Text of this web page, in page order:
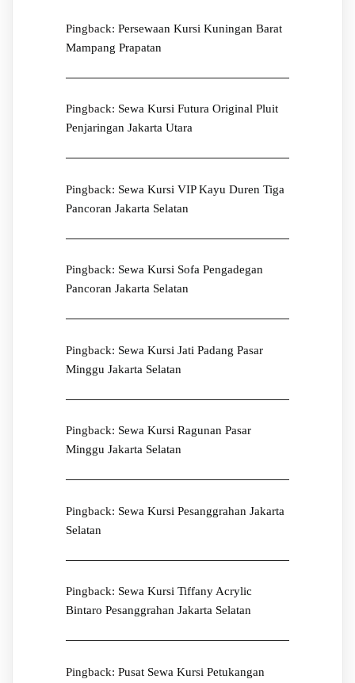
Pingback: Persewaan Kursi Kuningan Barat
Mampang Prapatan
Pingback: Sewa Kursi Futura Original Pluit
Penjaringan Jakarta Utara
Pingback: Sewa Kursi VIP Kayu Duren Tiga
Pancoran Jakarta Selatan
Pingback: Sewa Kursi Sofa Pengadegan
Pancoran Jakarta Selatan
Pingback: Sewa Kursi Jati Padang Pasar
Minggu Jakarta Selatan
Pingback: Sewa Kursi Ragunan Pasar
Minggu Jakarta Selatan
Pingback: Sewa Kursi Pesanggrahan Jakarta
Selatan
Pingback: Sewa Kursi Tiffany Acrylic
Bintaro Pesanggrahan Jakarta Selatan
Pingback: Pusat Sewa Kursi Petukangan